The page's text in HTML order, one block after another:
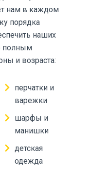
нам в каждом
порядка
наших
полным
и возраста:
перчатки и
варежки
шарфы и
манишки
детская
одежда